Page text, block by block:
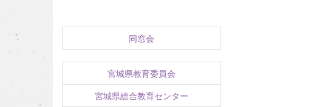
同窓会
宮城県教育委員会
宮城県総合教育センター